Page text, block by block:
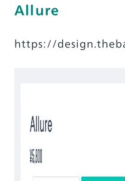
Allure
https://